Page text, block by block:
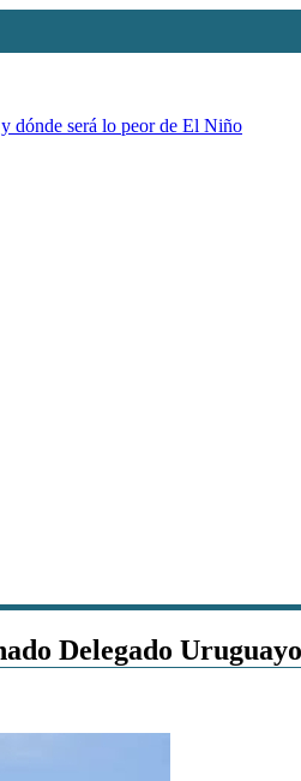
dónde será lo peor de El Niño
Delegado